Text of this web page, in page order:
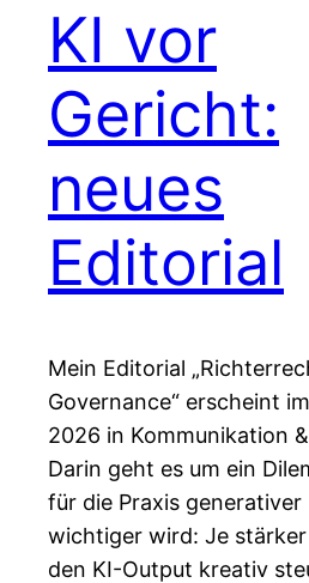
KI vor
Gericht:
neues
Editorial
Mein Editorial
Governance“ erscheint
2026 in Kommunikation
Darin geht es um ein
für die Praxis generativer
wichtiger wird: Je
den KI-Output kreativ